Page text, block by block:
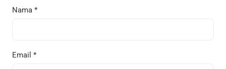
Nama *
Email *